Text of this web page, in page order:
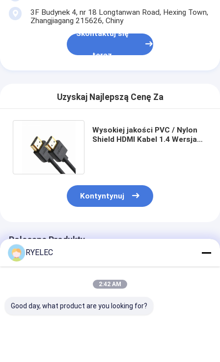
3F Budynek 4, nr 18 Longtanwan Road, Hexing Town,
Zhangjiagang 215626, Chiny
Skontaktuj się
teraz
Uzyskaj Najlepszą Cenę Za
Wysokiej jakości PVC / Nylon
Shield HDMI Kabel 1.4 Wersja
Kontyntynuj
Polecane Produkty
RYELEC
2:42 AM
Good day, what product are you looking for?